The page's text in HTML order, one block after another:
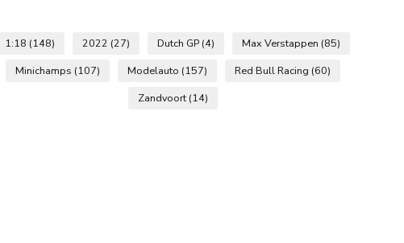
1:18 (148) 2022 (27) Dutch GP (4) Max Verstappen (85)
Minichamps (107) Modelauto (157) Red Bull Racing (60)
Zandvoort (14)